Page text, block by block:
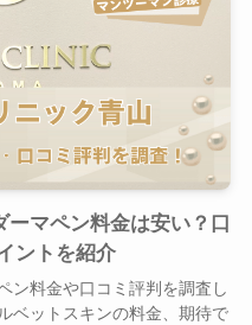
マペン料金は安い？口
ントを紹介
ン料金や口コミ評判を調査し
ベットスキンの料金、期待で